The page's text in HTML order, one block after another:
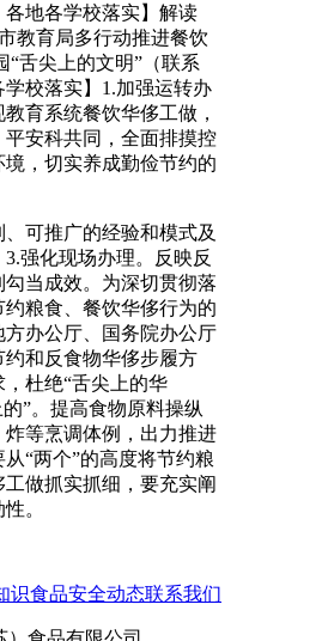
各地各学校落实】解读
教育局多行动推进餐饮
“舌尖上的文明”（联系
学校落实】1.加强运转办
育系统餐饮华侈工做，
平安科共同，全面排摸控
，切实养成勤俭节约的
推广的经验和模式及
强化现场办理。反映反
当成效。为深切贯彻落
粮食、餐饮华侈行为的
方办公厅、国务院办公厅
约和反食物华侈步履方
杜绝“舌尖上的华
”。提高食物原料操纵
炸等烹调体例，出力推进
“两个”的高度将节约粮
做抓实抓细，要充实阐
。
识食品安全动态联系我们